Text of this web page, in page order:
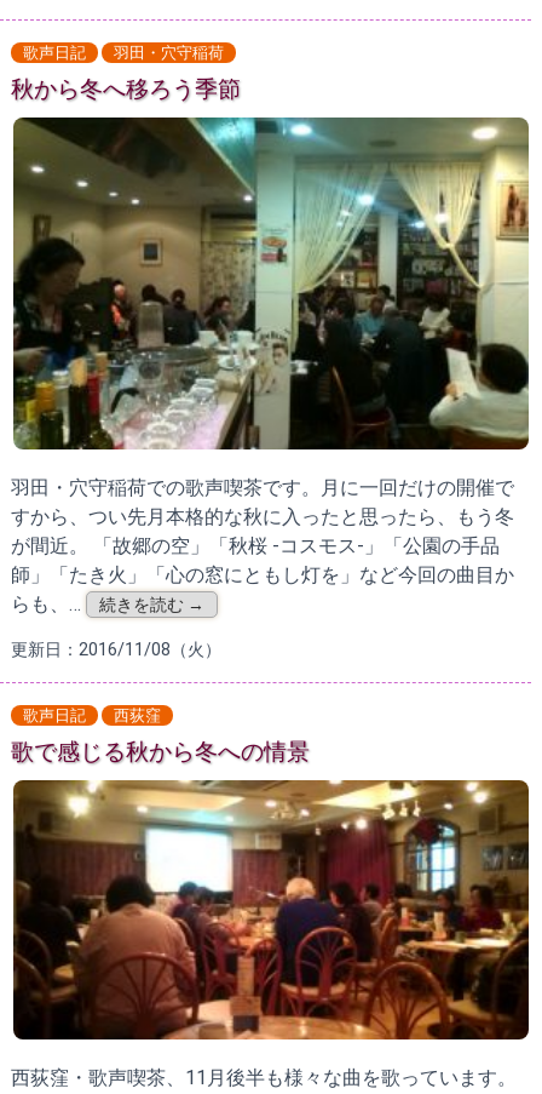
歌声日記 羽田・穴守稲荷
秋から冬へ移ろう季節
羽田・穴守稲荷での歌声喫茶です。月に一回だけの開催で
すから、つい先月本格的な秋に入ったと思ったら、もう冬
が間近。 「故郷の空」「秋桜 -コスモス-」「公園の手品
師」「たき火」「心の窓にともし灯を」など今回の曲目か
らも、…
続きを読む →
更新日：2016/11/08（火）
歌声日記 西荻窪
歌で感じる秋から冬への情景
西荻窪・歌声喫茶、11月後半も様々な曲を歌っています。